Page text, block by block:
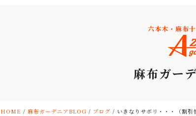
六本木・麻布
麻布ガー
HOME / 麻布ガーデニアBLOG / ブログ / いきなりサボリ・・・（割引